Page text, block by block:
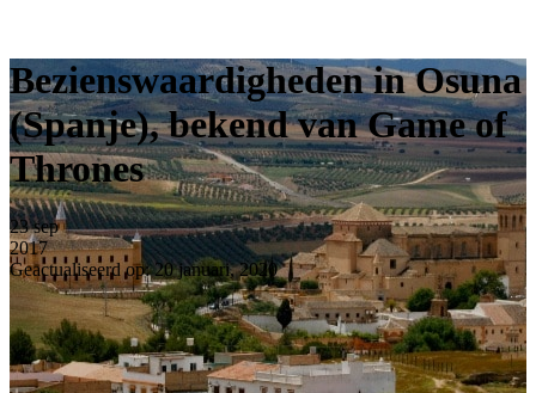
Bezienswaardigheden in Osuna
(Spanje), bekend van Game of
Thrones
23 sep
2017
Geactualiseerd op: 20 januari, 2020